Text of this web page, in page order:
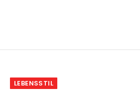
LEBENSSTIL